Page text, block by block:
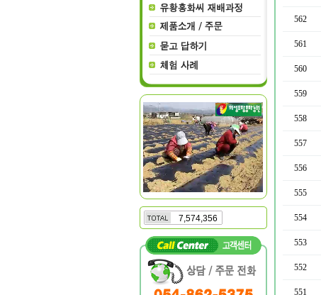
7,574,356
562
561
560
559
558
557
556
555
554
553
552
551